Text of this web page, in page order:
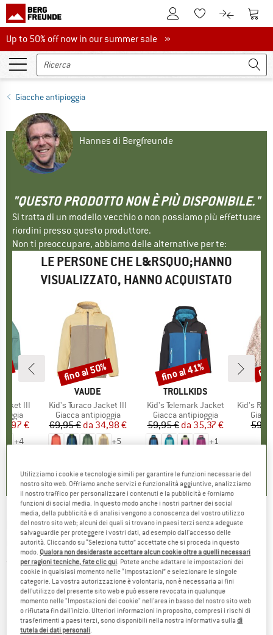
Al conto clienteAlla lista
Al Al
Up to 50% off now in our summer sale
Up to 50% off now in our summer sale »
Giacche antipioggia
Hannes di Bergfreunde
"QUESTO PRODOTTO NON È PIÙ DISPONIBILE."
Si tratta di un modello vecchio o non possiamo più effettuare
riordini presso questo produttore.
Non ti preoccupare, abbiamo delle alternative per te:
LE PERSONE CHE L&RSQUO;HANNO
VISUALIZZATO, HANNO ACQUISTATO
III
ridotto
€
+4
MARCHIO
VAUDE
Articolo
Kid's Turaco Jacket III
Gruppo di prodotti
Giacca antipioggia
Prezzo
69,95 € Prezzo ridotto
da 34,98 €
+5
Sconto
fino al 50%
MARCHIO
TROLLKIDS
Articolo
Kid's Telemark Jacket
Gruppo di prodotti
Giacca antipioggia
Prezzo
59,95 € Prezzo ridotto
da 35,37 €
+1
Sconto
fino al 41%
Articolo
Kid's
MIKK-LINE -Kid's Summer Jacket AOP -
Giacca antipioggia
(0)
Utilizziamo i cookie e tecnologie simili per garantire le funzioni necessarie del
nostro sito web. Offriamo anche servizi e funzionalità aggiuntive, analizziamo
il nostro traffico per personalizzare i contenuti e la pubblicità e forniamo
funzioni di social media. In questo modo anche i nostri partner dei social
media, della pubblicità e di analisi vengono a conoscenza del vostro utilizzo
del nostro sito web; alcuni dei quali si trovano in paesi terzi senza adeguate
salvaguardie per proteggere i vostri dati, ad esempio dall'accesso delle
autorità. Cliccando su “Seleziona tutto” accettate che si proceda in questo
modo. Qualora non desideraste accettare alcun cookie oltre a quelli necessari
per ragioni tecniche, fate clic qui . Potete anche adattare le impostazioni dei
cookie in qualsiasi momento nelle “Impostazioni” e selezionare le singole
categorie. La vostra autorizzazione è volontaria, non è necessaria ai fini
dell'utilizzo del presente sito web e può essere revocata in qualunque
momento nelle "Impostazioni dei cookie" nell'area in basso del nostro sito web
o rifiutata fin dall'inizio. Ulteriori informazioni in proposito, compresi i rischi di
trasferimenti a paesi terzi, sono disponibili nella nostra informativa sulladi
tutela dei dati personali